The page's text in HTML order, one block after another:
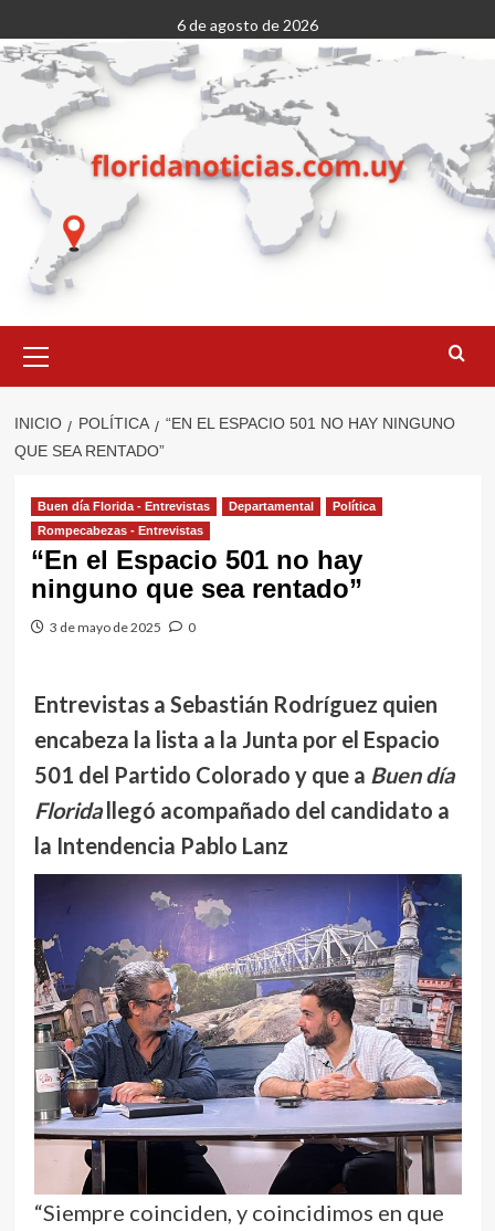
al
contenido
6 de agosto de 2026
primario
INICIO POLÍTICA
“EN EL ESPACIO 501 NO HAY NINGUNO
QUE SEA RENTADO”
Buen día Florida - Entrevistas Departamental
Política
Rompecabezas - Entrevistas
“En el Espacio 501 no hay
ninguno que sea rentado”
3 de mayo de 2025 0
Entrevistas a Sebastián Rodríguez quien
encabeza la lista a la Junta por el Espacio
501 del Partido Colorado y que a Buen día
Floridallegó acompañado del candidato a
la Intendencia Pablo Lanz
“Siempre coinciden, y coincidimos en que